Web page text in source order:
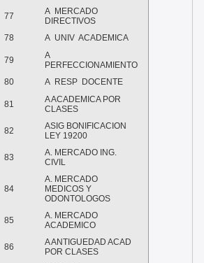
77 A MERCADO
DIRECTIVOS
78 A UNIV ACADEMICA
79
A
PERFECCIONAMIENTO
80 A RESP DOCENTE
81
A ACADEMICA POR
CLASES
82
ASIG BONIFICACION
LEY 19200
83
A. MERCADO ING.
CIVIL
84
A. MERCADO
MEDICOS Y
ODONTOLOGOS
85
A. MERCADO
ACADEMICO
86
A ANTIGUEDAD ACAD
POR CLASES